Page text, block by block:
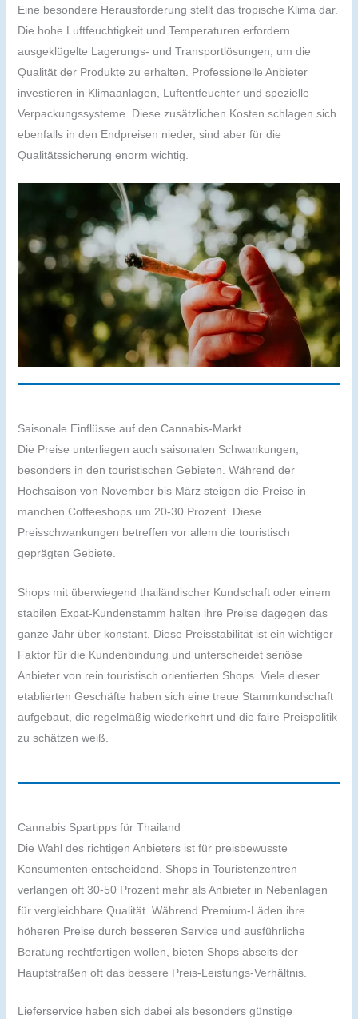
Eine besondere Herausforderung stellt das tropische Klima dar.
Die hohe Luftfeuchtigkeit und Temperaturen erfordern
ausgeklügelte Lagerungs- und Transportlösungen, um die
Qualität der Produkte zu erhalten. Professionelle Anbieter
investieren in Klimaanlagen, Luftentfeuchter und spezielle
Verpackungssysteme. Diese zusätzlichen Kosten schlagen sich
ebenfalls in den Endpreisen nieder, sind aber für die
Qualitätssicherung enorm wichtig.
Saisonale Einflüsse auf den Cannabis-Markt
Die Preise unterliegen auch saisonalen Schwankungen,
besonders in den touristischen Gebieten. Während der
Hochsaison von November bis März steigen die Preise in
manchen Coffeeshops um 20-30 Prozent. Diese
Preisschwankungen betreffen vor allem die touristisch
geprägten Gebiete.
Shops mit überwiegend thailändischer Kundschaft oder einem
stabilen Expat-Kundenstamm halten ihre Preise dagegen das
ganze Jahr über konstant. Diese Preisstabilität ist ein wichtiger
Faktor für die Kundenbindung und unterscheidet seriöse
Anbieter von rein touristisch orientierten Shops. Viele dieser
etablierten Geschäfte haben sich eine treue Stammkundschaft
aufgebaut, die regelmäßig wiederkehrt und die faire Preispolitik
zu schätzen weiß.
Cannabis Spartipps für Thailand
Die Wahl des richtigen Anbieters ist für preisbewusste
Konsumenten entscheidend. Shops in Touristenzentren
verlangen oft 30-50 Prozent mehr als Anbieter in Nebenlagen
für vergleichbare Qualität. Während Premium-Läden ihre
höheren Preise durch besseren Service und ausführliche
Beratung rechtfertigen wollen, bieten Shops abseits der
Hauptstraßen oft das bessere Preis-Leistungs-Verhältnis.
Lieferservice haben sich dabei als besonders günstige